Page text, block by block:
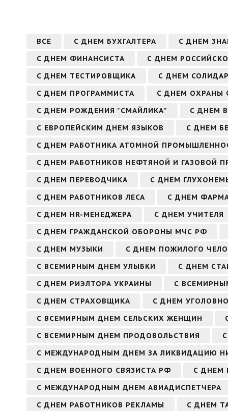
ВСЕ С ДНЕМ БУХГАЛТЕРА
С ДНЕМ
С ДНЕМ ФИНАНСИСТА
С ДНЕМ
С ДНЕМ ТЕСТИРОВЩИКА
С ДНЕМ
С ДНЕМ ПРОГРАММИСТА
С ДНЕМ ОХРАНЫ
С ДНЕМ РОЖДЕНИЯ "СМАЙЛИКА"
С ДНЕМ
С ЕВРОПЕЙСКИМ ДНЕМ ЯЗЫКОВ
С ДНЕМ
С ДНЕМ РАБОТНИКА АТОМНОЙ
С ДНЕМ РАБОТНИКОВ НЕФТЯНОЙ И ГАЗОВОЙ
С ДНЕМ ПЕРЕВОДЧИКА
С ДНЕМ
С ДНЕМ РАБОТНИКОВ ЛЕСА
С ДНЕМ
С ДНЕМ HR-МЕНЕДЖЕРА
С ДНЕМ УЧИТЕЛЯ
С ДНЕМ ГРАЖДАНСКОЙ ОБОРОНЫ МЧС РФ
С ДНЕМ МУЗЫКИ
С ДНЕМ ПОЖИЛОГО
С ВСЕМИРНЫМ ДНЕМ УЛЫБКИ
С ДНЕМ
С ДНЕМ РИЭЛТОРА УКРАИНЫ
С
С ДНЕМ СТРАХОВЩИКА
С ДНЕМ
С ВСЕМИРНЫМ ДНЕМ СЕЛЬСКИХ ЖЕНЩИН
С ВСЕМИРНЫМ ДНЕМ ПРОДОВОЛЬСТВИЯ
С МЕЖДУНАРОДНЫМ ДНЕМ ЗА ЛИКВИДАЦИЮ
С ДНЕМ ВОЕННОГО СВЯЗИСТА РФ
С ДНЕМ
С МЕЖДУНАРОДНЫМ ДНЕМ АВИАДИСПЕТЧЕРА
С ДНЕМ РАБОТНИКОВ РЕКЛАМЫ
С ДНЕМ